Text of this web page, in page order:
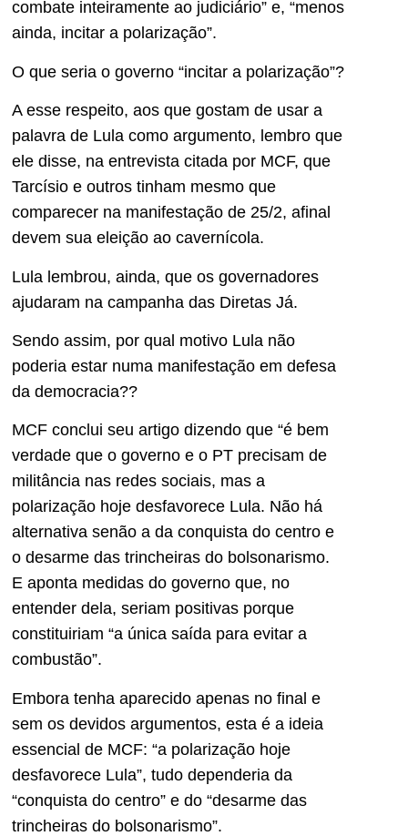
combate inteiramente ao judiciário” e, “menos
ainda, incitar a polarização”.
O que seria o governo “incitar a polarização”?
A esse respeito, aos que gostam de usar a
palavra de Lula como argumento, lembro que
ele disse, na entrevista citada por MCF, que
Tarcísio e outros tinham mesmo que
comparecer na manifestação de 25/2, afinal
devem sua eleição ao cavernícola.
Lula lembrou, ainda, que os governadores
ajudaram na campanha das Diretas Já.
Sendo assim, por qual motivo Lula não
poderia estar numa manifestação em defesa
da democracia??
MCF conclui seu artigo dizendo que “é bem
verdade que o governo e o PT precisam de
militância nas redes sociais, mas a
polarização hoje desfavorece Lula. Não há
alternativa senão a da conquista do centro e
o desarme das trincheiras do bolsonarismo.
E aponta medidas do governo que, no
entender dela, seriam positivas porque
constituiriam “a única saída para evitar a
combustão”.
Embora tenha aparecido apenas no final e
sem os devidos argumentos, esta é a ideia
essencial de MCF: “a polarização hoje
desfavorece Lula”, tudo dependeria da
“conquista do centro” e do “desarme das
trincheiras do bolsonarismo”.